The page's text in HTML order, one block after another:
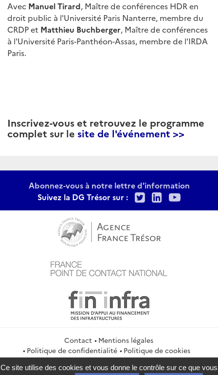
Avec Manuel Tirard, Maître de conférences HDR en
droit public à l'Université Paris Nanterre, membre du
CRDP et Matthieu Buchberger, Maître de conférences
à l'Université Paris-Panthéon-Assas, membre de l'IRDA
Paris.
Inscrivez-vous et retrouvez le programme
complet sur le site de l'événement >>
Abonnez-vous à notre lettre d'information
Suivez la DG Trésor sur :
TwitterLinkedIn
Contact
Mentions légales
Politique de confidentialité
Politique de cookies
Gestion des cookies
Flux RSS
Ce site utilise des cookies et vous donne le contrôle sur ce que vous